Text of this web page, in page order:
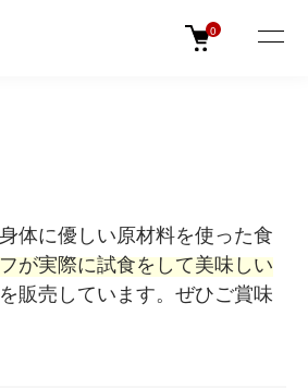
0
体に優しい原材料を使った食
が実際に試食をして美味しい
を販売しています。ぜひご賞味